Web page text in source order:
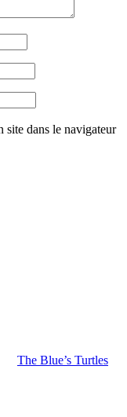
site dans le navigateur
The Blue’s Turtles